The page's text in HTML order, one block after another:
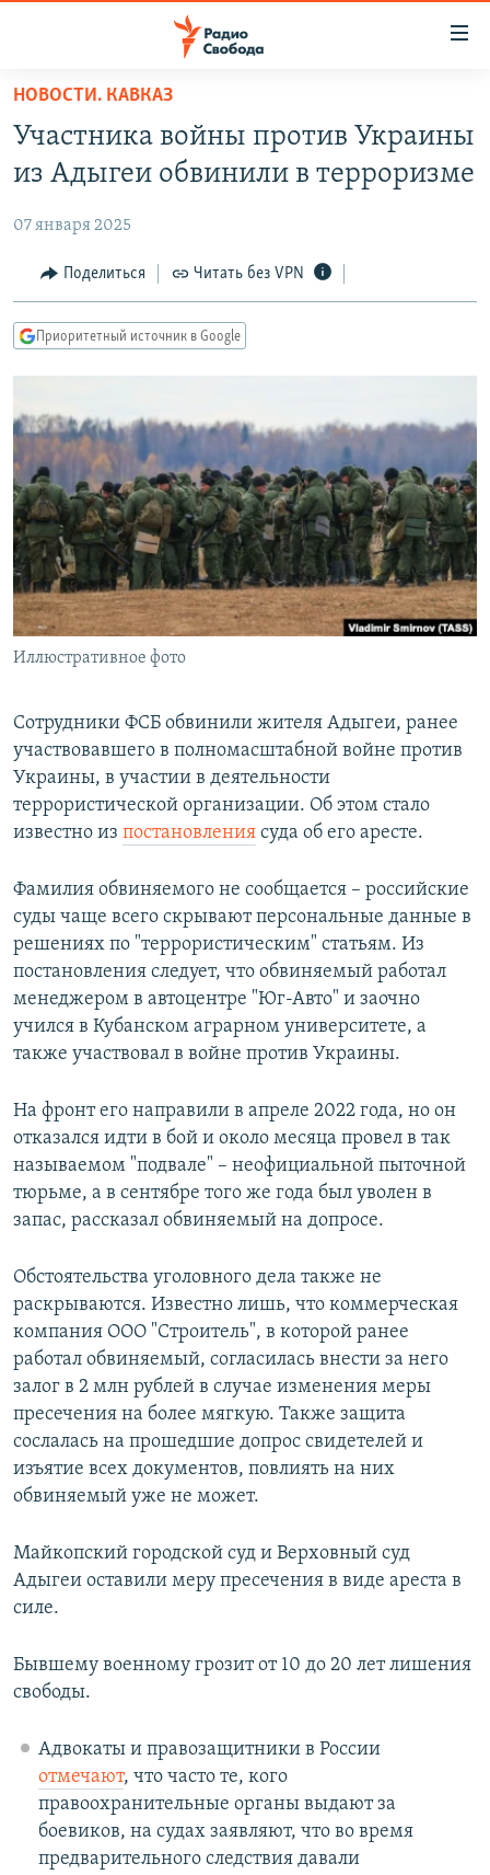
упрощенного
доступа
Вернуться
основному
Вернутся
главной
навигации
Вернутся
поиску
ЦИТАТЫ СВОБОДЫ
МНЕНИЯ
IDEL.РЕАЛИИ
СЕВЕР.РЕАЛИИ
СИБИРЬ.РЕАЛИИ
РАСПИСАНИЕ ВЕЩАНИЯ
ПОДПИШИТЕСЬ НА РАССЫЛКУ
СОЦИАЛЬНЫЕ СЕТИ
Все сайты РСЕ/РС
НОВОСТИ. КАВКАЗ
Участника войны против Украины
из Адыгеи обвинили в терроризме
07 января 2025
Поделиться Читать без VPN
Приоритетный источник в Google
Иллюстративное фото
Сотрудники ФСБ обвинили жителя Адыгеи, ранее
участвовавшего в полномасштабной войне против
Украины, в участии в деятельности
террористической организации. Об этом стало
известно из постановления суда об его аресте.
Фамилия обвиняемого не сообщается – российские
суды чаще всего скрывают персональные данные в
решениях по "террористическим" статьям. Из
постановления следует, что обвиняемый работал
менеджером в автоцентре "Юг-Авто" и заочно
учился в Кубанском аграрном университете, а
также участвовал в войне против Украины.
На фронт его направили в апреле 2022 года, но он
отказался идти в бой и около месяца провел в так
называемом "подвале" – неофициальной пыточной
тюрьме, а в сентябре того же года был уволен в
запас, рассказал обвиняемый на допросе.
Обстоятельства уголовного дела также не
раскрываются. Известно лишь, что коммерческая
компания ООО "Строитель", в которой ранее
работал обвиняемый, согласилась внести за него
залог в 2 млн рублей в случае изменения меры
пресечения на более мягкую. Также защита
сослалась на прошедшие допрос свидетелей и
изъятие всех документов, повлиять на них
обвиняемый уже не может.
Майкопский городской суд и Верховный суд
Адыгеи оставили меру пресечения в виде ареста в
силе.
Бывшему военному грозит от 10 до 20 лет лишения
свободы.
Адвокаты и правозащитники в России
отмечают, что часто те, кого
правоохранительные органы выдают за
боевиков, на судах заявляют, что во время
предварительного следствия давали